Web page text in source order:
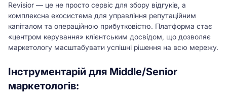
Revisior — це не просто сервіс для збору відгуків, а
комплексна екосистема для управління репутаційним
капіталом та операційною прибутковістю. Платформа стає
«центром керування» клієнтським досвідом, що дозволяє
маркетологу масштабувати успішні рішення на всю мережу.
Інструментарій для Middle/Senior
маркетологів: